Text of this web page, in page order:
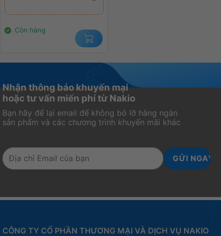
22.000.000₫.
là:
Còn hàng
Nhận thông báo khuyến mại
hoặc tư vấn miến phí từ Nakio
Bạn hãy để lại email để không bỏ lỡ hàng ngàn
sản phẩm và các chương trình khuyến mãi khác
CÔNG TY CỔ PHẦN THƯƠNG MẠI VÀ DỊCH VỤ NAKIO